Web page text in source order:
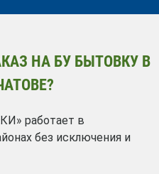
НА БУ БЫТОВКУ В
работает в
без исключения и